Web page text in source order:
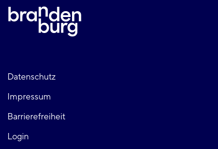
Fußzeile
links
Datenschutz
Impressum
Barrierefreiheit
Login